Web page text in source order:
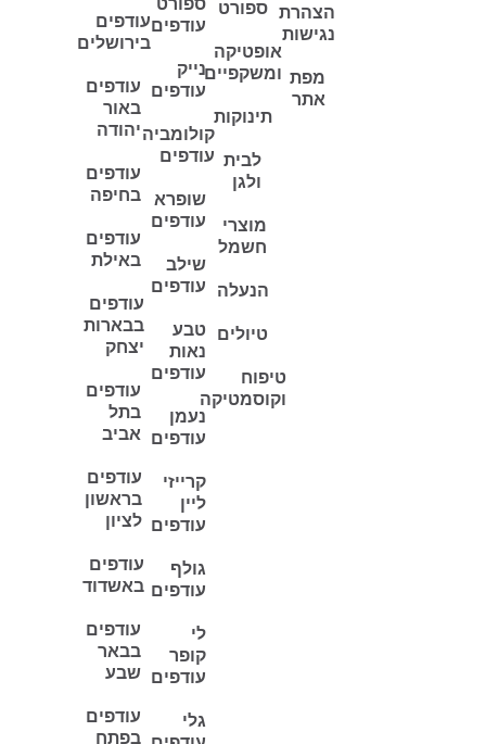
הצהרת
נגישות
מפת
אתר
ספורט
אופטיקה
ומשקפיים
תינוקות
לבית
ולגן
מוצרי
חשמל
הנעלה
טיולים
טיפוח
וקוסמטיקה
עודפים
נייק
עודפים
קולומביה
עודפים
שופרא
עודפים
שילב
עודפים
טבע
נאות
עודפים
נעמן
עודפים
קרייזי
ליין
עודפים
גולף
עודפים
לי
קופר
עודפים
גלי
עודפים
בירושלים
עודפים
באור
יהודה
עודפים
בחיפה
עודפים
באילת
עודפים
בבארות
יצחק
עודפים
בתל
אביב
עודפים
בראשון
לציון
עודפים
באשדוד
עודפים
בבאר
שבע
עודפים
בפתח